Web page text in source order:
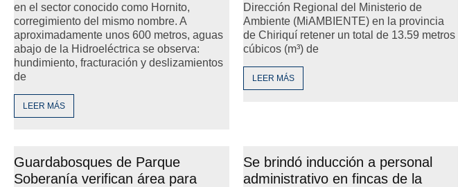
en el sector conocido como Hornito,
corregimiento del mismo nombre. A
aproximadamente unos 600 metros, aguas
abajo de la Hidroeléctrica se observa:
hundimiento, fracturación y deslizamientos
de
LEER MÁS
Dirección Regional del Ministerio de
Ambiente (MiAMBIENTE) en la provincia
de Chiriquí retener un total de 13.59 metros
cúbicos (m³) de
LEER MÁS
Guardabosques de Parque
Soberanía verifican área para
Se brindó inducción a personal
administrativo en fincas de la